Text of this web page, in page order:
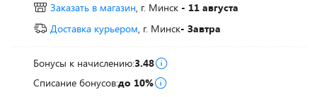
Заказать в магазин, г. Минск - 11 августа
Доставка курьером, г. Минск- Завтра
Бонусы к начислению:3.48
Списание бонусов:до 10%